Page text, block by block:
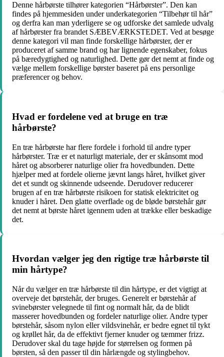
Denne hårbørste tilhører kategorien “Hårbørster”. Den kan
findes på hjemmesiden under underkategorien “Tilbehør til hår”
og derfra kan man yderligere se og udforske det samlede udvalg
af hårbørster fra brandet SÆBEVÆRKSTEDET. Ved at besøge
denne kategori vil man finde forskellige hårbørster, der er
produceret af samme brand og har lignende egenskaber, fokus
på bæredygtighed og naturlighed. Dette gør det nemt at finde og
vælge mellem forskellige børster baseret på ens personlige
præferencer og behov.
Hvad er fordelene ved at bruge en træ
hårbørste?
En træ hårbørste har flere fordele i forhold til andre typer
hårbørster. Træ er et naturligt materiale, der er skånsomt mod
håret og absorberer naturlige olier fra hovedbunden. Dette
hjælper med at fordele olierne jævnt langs håret, hvilket giver
det et sundt og skinnende udseende. Derudover reducerer
brugen af en træ hårbørste risikoen for statisk elektricitet og
knuder i håret. Den glatte overflade og de bløde børstehår gør
det nemt at børste håret igennem uden at trække eller beskadige
det.
Hvordan vælger jeg den rigtige træ hårbørste til
min hårtype?
Når du vælger en træ hårbørste til din hårtype, er det vigtigt at
overveje det børstehår, der bruges. Generelt er børstehår af
svinebørster velegnede til fint og normalt hår, da de blidt
masserer hovedbunden og fordeler naturlige olier. Andre typer
børstehår, såsom nylon eller vildsvinehår, er bedre egnet til tykt
og krøllet hår, da de effektivt fjerner knuder og tæmmer frizz.
Derudover skal du tage højde for størrelsen og formen på
børsten, så den passer til din hårlængde og stylingbehov.